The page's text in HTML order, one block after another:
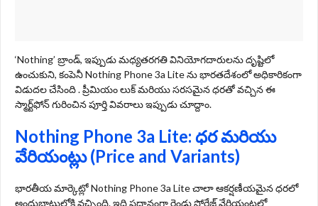
‘Nothing’ బ్రాండ్, ఇప్పుడు మధ్యతరగతి వినియోగదారులను దృష్టిలో
ఉంచుకుని, కంపెనీ Nothing Phone 3a Lite ను భారతదేశంలో అధికారికంగా
విడుదల చేసింది . ప్రీమియం లుక్ మరియు సరసమైన ధరతో వచ్చిన ఈ
స్మార్ట్‌ఫోన్ గురించిన పూర్తి వివరాలు ఇప్పుడు చూద్దాం.
Nothing Phone 3a Lite: ధర మరియు
వేరియంట్లు (Price and Variants)
భారతీయ మార్కెట్లో Nothing Phone 3a Lite చాలా ఆకర్షణీయమైన ధరలో
అందుబాటులోకి వచ్చింది. ఇది ప్రధానంగా రెండు స్టోరేజ్ వేరియంట్లలో